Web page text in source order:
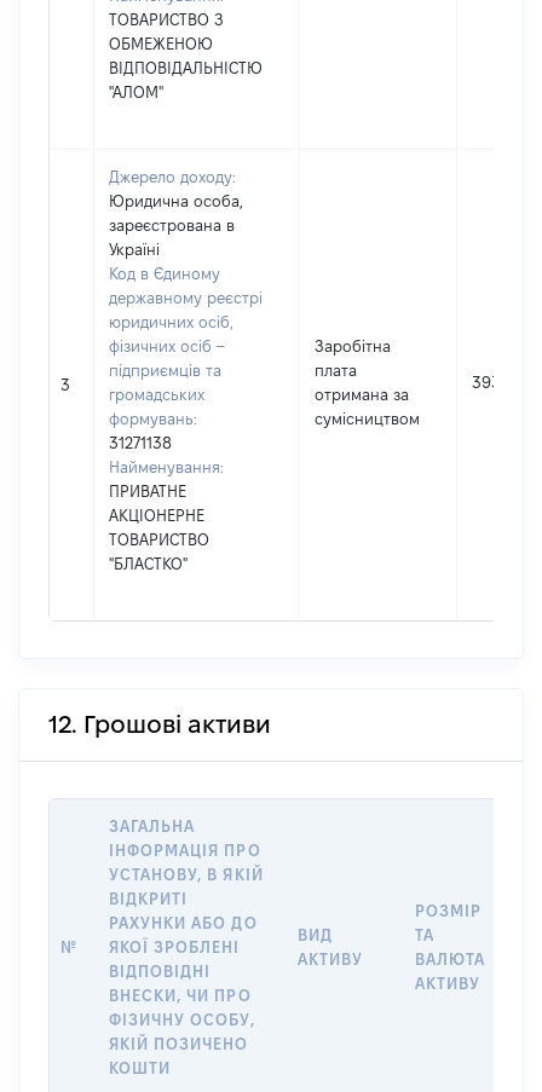
ТОВАРИСТВО З
ОБМЕЖЕНОЮ
ВІДПОВІДАЛЬНІСТЮ
"АЛОМ"
3
Джерело доходу:
Юридична особа,
зареєстрована в
Україні
Код в Єдиному
державному реєстрі
юридичних осіб,
фізичних осіб –
підприємців та
громадських
формувань:
31271138
Найменування:
ПРИВАТНЕ
АКЦІОНЕРНЕ
ТОВАРИСТВО
"БЛАСТКО"
Заробітна
плата
отримана за
сумісництвом
39379
12. Грошові активи
№
ЗАГАЛЬНА
ІНФОРМАЦІЯ ПРО
УСТАНОВУ, В ЯКІЙ
ВІДКРИТІ
РАХУНКИ АБО ДО
ЯКОЇ ЗРОБЛЕНІ
ВІДПОВІДНІ
ВНЕСКИ, ЧИ ПРО
ФІЗИЧНУ ОСОБУ,
ЯКІЙ ПОЗИЧЕНО
КОШТИ
ВИД
АКТИВУ
РОЗМІР
ТА
ВАЛЮТА
АКТИВУ